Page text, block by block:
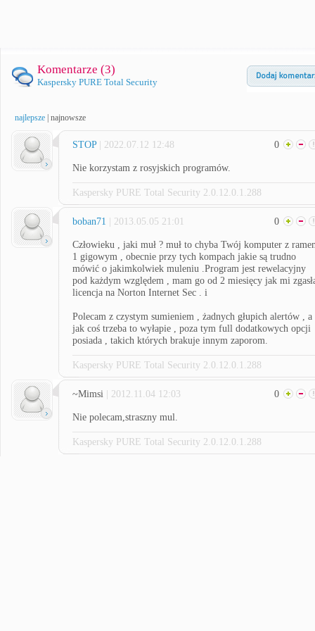
Komentarze (3)
Kaspersky PURE Total Security
najlepsze najnowsze
STOP | 2022.07.12 12:48 0
Nie korzystam z rosyjskich programów.
Kaspersky PURE Total Security 2.0.12.0.1.288
boban71 | 2013.05.05 21:01 0
Człowieku , jaki muł ? muł to chyba Twój komputer z
1 gigowym , obecnie przy tych kompach jakie są trudno
mówić o jakimkolwiek muleniu .Program jest rewelacyjny
pod każdym względem , mam go od 2 miesięcy jak mi
licencja na Norton Internet Sec . i
Polecam z czystym sumieniem , żadnych głupich alertów , a
jak coś trzeba to wyłapie , poza tym full dodatkowych opcji
posiada , takich których brakuje innym zaporom.
Kaspersky PURE Total Security 2.0.12.0.1.288
~Mimsi | 2012.11.04 12:03 0
Nie polecam,straszny mul.
Kaspersky PURE Total Security 2.0.12.0.1.288